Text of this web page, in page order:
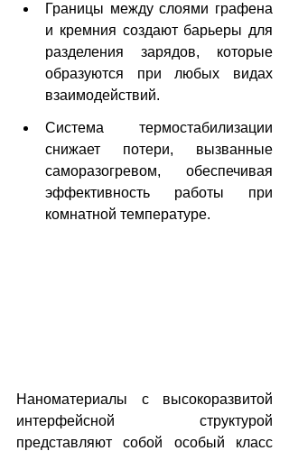
Границы между слоями графена
и кремния создают барьеры для
разделения зарядов, которые
образуются при любых видах
взаимодействий.
Система термостабилизации
снижает потери, вызванные
саморазогревом, обеспечивая
эффективность работы при
комнатной температуре.
Наноматериалы с высокоразвитой
интерфейсной структурой
представляют собой особый класс